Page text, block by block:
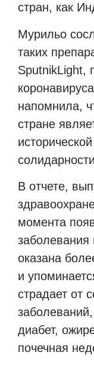
стран, как
Мурильо
таких
SputnikLight,
коронавируса
напомнила,
стране
В отчете,
момента
оказана
и
страдает от
заболеваний,
диабет,
почечная